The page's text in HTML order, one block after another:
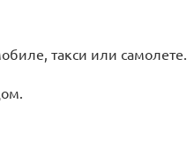
такси или самолете.